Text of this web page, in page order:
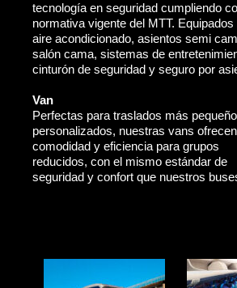
tecnología en seguridad cumpliendo
normativa vigente del MTT. Equipados
aire acondicionado, asientos semi
salón cama, sistemas de
cinturón de seguridad y seguro por
Van
Perfectas para traslados más
personalizados, nuestras vans ofrecen
comodidad y eficiencia para grupos
reducidos, con el mismo estándar de
seguridad y confort que nuestros